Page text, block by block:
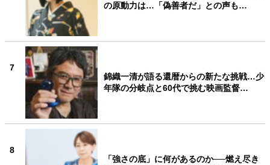
の原動力は…「偽善者だ」との声も…
7
錦織一清が語る還暦からの新たな挑戦…少
年隊の分岐点と60代で挑む映画監督…
8
「強さの底」に何があるのか──燃え尽き